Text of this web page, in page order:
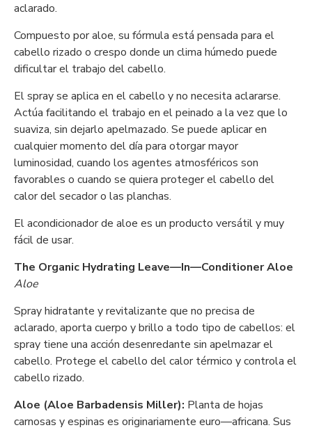
aclarado.
Compuesto por aloe, su fórmula está pensada para el
cabello rizado o crespo donde un clima húmedo puede
dificultar el trabajo del cabello.
El spray se aplica en el cabello y no necesita aclararse.
Actúa facilitando el trabajo en el peinado a la vez que lo
suaviza, sin dejarlo apelmazado. Se puede aplicar en
cualquier momento del día para otorgar mayor
luminosidad, cuando los agentes atmosféricos son
favorables o cuando se quiera proteger el cabello del
calor del secador o las planchas.
El acondicionador de aloe es un producto versátil y muy
fácil de usar.
The Organic Hydrating Leave—In—Conditioner Aloe
Aloe
Spray hidratante y revitalizante que no precisa de
aclarado, aporta cuerpo y brillo a todo tipo de cabellos: el
spray tiene una acción desenredante sin apelmazar el
cabello. Protege el cabello del calor térmico y controla el
cabello rizado.
Aloe (Aloe Barbadensis Miller): Planta de hojas
carnosas y espinas es originariamente euro—africana. Sus